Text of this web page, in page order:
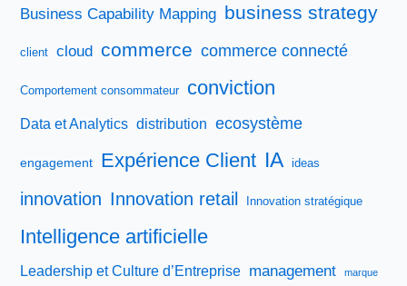
Business Capability Mapping business strategy
client cloud commerce commerce connecté
Comportement consommateur conviction
Data et Analytics distribution ecosystème
engagement Expérience Client IA ideas
innovation Innovation retail Innovation stratégique
Intelligence artificielle
Leadership et Culture d’Entreprise management marque